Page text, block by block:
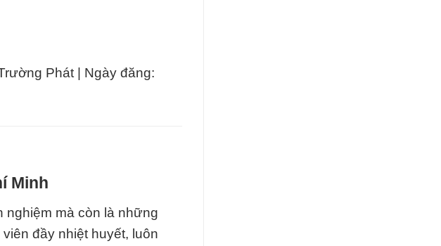
Phát | Ngày đăng:
Minh
mà còn là những
đầy nhiệt huyết, luôn